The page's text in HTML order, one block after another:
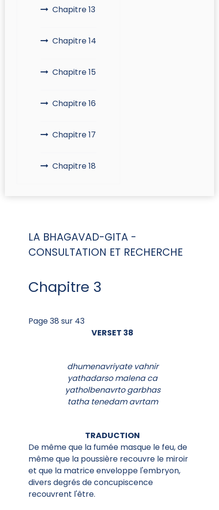
Chapitre 13
Chapitre 14
Chapitre 15
Chapitre 16
Chapitre 17
Chapitre 18
LA BHAGAVAD-GITA -
CONSULTATION ET RECHERCHE
Chapitre 3
Page 38 sur 43
VERSET 38
dhumenavriyate vahnir
yathadarso malena ca
yatholbenavrto garbhas
tatha tenedam avrtam
TRADUCTION
De même que la fumée masque le feu, de
même que la poussière recouvre le miroir
et que la matrice enveloppe l'embryon,
divers degrés de concupiscence
recouvrent l'être.